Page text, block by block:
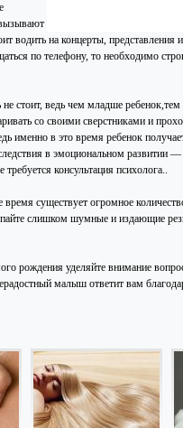
водить на концерты,
по телефону, то необходимо
стоит, ведь чем младше
со своими сверстниками и
именно в это время ребенок
в эмоциональном развитии
консультация психолога..
существует огромное
слишком шумные и издающие
рождения уделяйте внимание
малыш ответит вам